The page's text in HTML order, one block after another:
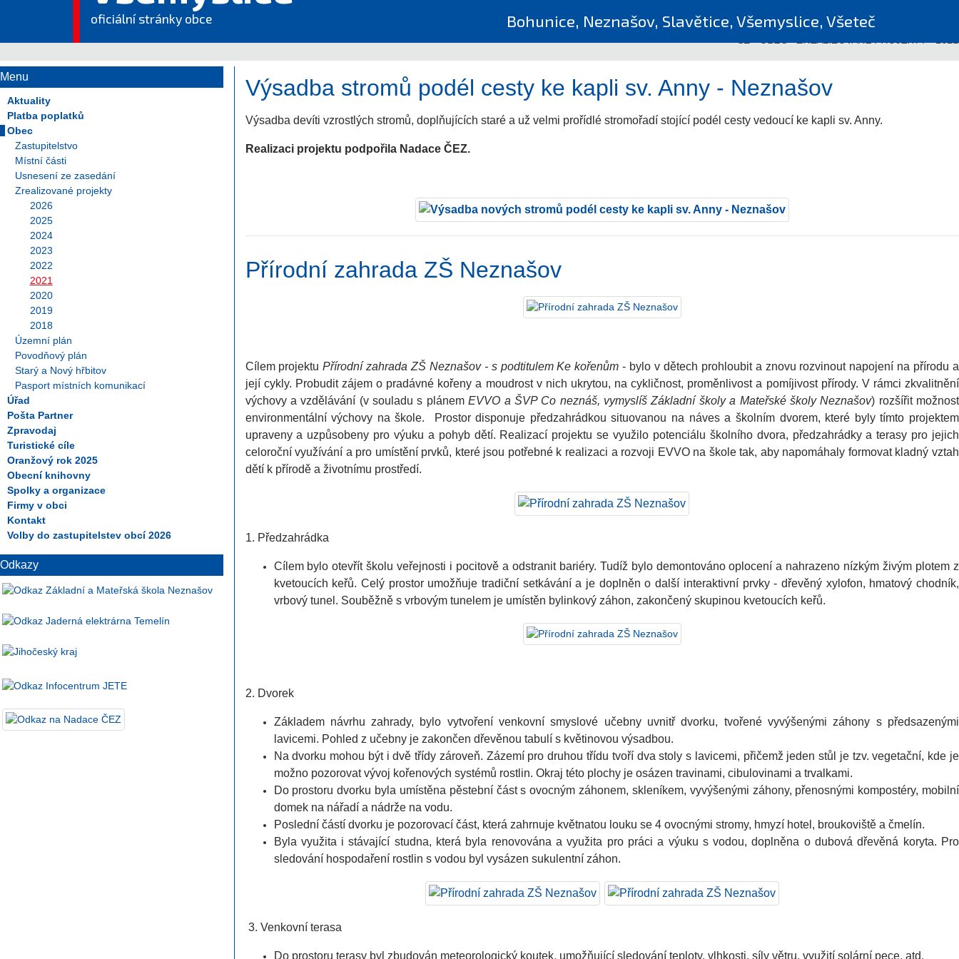
Bohunice, Neznašov, Slavětice, Všemyslice, Všeteč
oficiální stránky obce
Menu
Aktuality
Platba poplatků
Obec
Zastupitelstvo
Místní části
Usnesení ze zasedání
Zrealizované projekty
2026
2025
2024
2023
2022
2021
2020
2019
2018
Územní plán
Povodňový plán
Starý a Nový hřbitov
Pasport místních komunikací
Úřad
Pošta Partner
Zpravodaj
Turistické cíle
Oranžový rok 2025
Obecní knihovny
Spolky a organizace
Firmy v obci
Kontakt
Volby do zastupitelstev obcí 2026
Odkazy
Výsadba stromů podél cesty ke kapli sv. Anny - Neznašov
Výsadba devíti vzrostlých stromů, doplňujících staré a už velmi prořídlé stromořadí stojící podél cesty vedoucí ke kapli sv. Anny.
Realizaci projektu podpořila Nadace ČEZ.
Přírodní zahrada ZŠ Neznašov
Cílem projektuPřírodní zahrada ZŠ Neznašov - s podtitulem Ke kořenům - bylo v dětech prohloubit a znovu rozvinout napojení na přírodu a
její cykly. Probudit zájem o pradávné kořeny a moudrost v nich ukrytou, na cykličnost, proměnlivost a pomíjivost přírody. V rámci zkvalitnění
výchovy a vzdělávání (v souladu s plánemEVVO a ŠVP Co neznáš, vymyslíš Základní školy a Mateřské školy Neznašov) rozšířit možnost
environmentální výchovy na škole. Prostor disponuje předzahrádkou situovanou na náves a školním dvorem, které byly tímto projektem
upraveny a uzpůsobeny pro výuku a pohyb dětí. Realizací projektu se využilo potenciálu školního dvora, předzahrádky a terasy pro jejich
celoroční využívání a pro umístění prvků, které jsou potřebné k realizaci a rozvoji EVVO na škole tak, aby napomáhaly formovat kladný vztah
dětí k přírodě a životnímu prostředí.
1. Předzahrádka
Cílem bylo otevřít školu veřejnosti i pocitově a odstranit bariéry. Tudíž bylo demontováno oplocení a nahrazeno nízkým živým plotem z
kvetoucích keřů. Celý prostor umožňuje tradiční setkávání a je doplněn o další interaktivní prvky - dřevěný xylofon, hmatový chodník,
vrbový tunel. Souběžně s vrbovým tunelem je umístěn bylinkový záhon, zakončený skupinou kvetoucích keřů.
2. Dvorek
Základem návrhu zahrady, bylo vytvoření venkovní smyslové učebny uvnitř dvorku, tvořené vyvýšenými záhony s předsazenými
lavicemi. Pohled z učebny je zakončen dřevěnou tabulí s květinovou výsadbou.
Na dvorku mohou být i dvě třídy zároveň. Zázemí pro druhou třídu tvoří dva stoly s lavicemi, přičemž jeden stůl je tzv. vegetační, kde je
možno pozorovat vývoj kořenových systémů rostlin. Okraj této plochy je osázen travinami, cibulovinami a trvalkami.
Do prostoru dvorku byla umístěna pěstební část s ovocným záhonem, skleníkem, vyvýšenými záhony, přenosnými kompostéry, mobilní
domek na nářadí a nádrže na vodu.
Poslední částí dvorku je pozorovací část, která zahrnuje květnatou louku se 4 ovocnými stromy, hmyzí hotel, broukoviště a čmelín.
Byla využita i stávající studna, která byla renovována a využita pro práci a výuku s vodou, doplněna o dubová dřevěná koryta. Pro
sledování hospodaření rostlin s vodou byl vysázen sukulentní záhon.
3. Venkovní terasa
Do prostoru terasy byl zbudován meteorologický koutek, umožňující sledování teploty, vlhkosti, síly větru, využití solární pece, atd.